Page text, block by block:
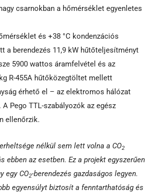
csarnokban a hőmérséklet egyenletes
és +38 °C kondenzációs
a berendezés 11,9 kW hűtőteljesítményt
5900 wattos áramfelvétel és az
R-455A hűtőközegtöltet mellett
érhető el – az elektromos hálózat
Pego TTL-szabályozók az egész
ellenőrzik.
nélkül sem lett volna a CO2
ebben az esetben. Ez a projekt egyszerűen
egy CO2-berendezés gazdaságos legyen.
egyensúlyt biztosít a fenntarthatóság és